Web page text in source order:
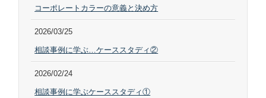
コーポレートカラーの意義と決め方
2026/03/25
相談事例に学ぶ…ケーススタディ②
2026/02/24
相談事例に学ぶケーススタディ①